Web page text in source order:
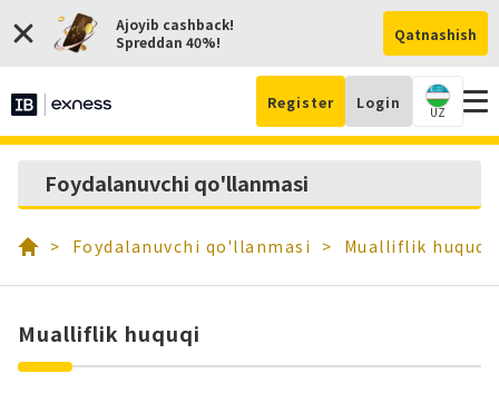
Ajoyib cashback!
Spreddan 40%!
Qatnashish
Register Login
UZ
Foydalanuvchi qo'llanmasi
Foydalanuvchi qo'llanmasi Mualliflik huquqi
Mualliflik huquqi